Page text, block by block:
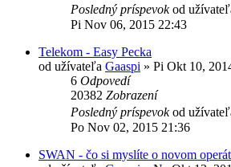
Posledný príspevokod
Pi Nov 06, 2015 22:43
Telekom - Easy Pecka
od užívateľa Gaaspi » Pi Okt 10,
6 Odpovedí
20382 Zobrazení
Posledný príspevokod
Po Nov 02, 2015 21:36
SWAN - čo si myslíte o novom